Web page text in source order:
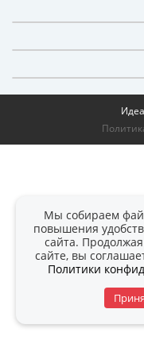
Мы собираем
повышения
сайта.
сайте, вы
Политики